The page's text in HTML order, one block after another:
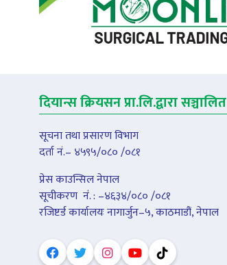
दियान्स क्रियसन प्रा.लि.द्वारा सञ्चालित
सूचना तथा प्रसारण विभाग
दर्ता नं.– ४५९५/०८० /०८१
प्रेस काउन्सिल नेपाल
सूचीकरण नंं. : –४६३४/०८० /०८१
रजिष्टर्ड कार्यालयः नागार्जुन–५, काठमाडौं, नेपाल